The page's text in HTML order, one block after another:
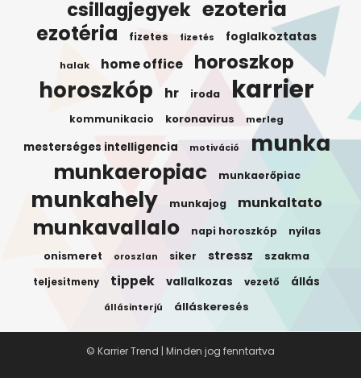
csillagjegyek ezoteria
ezotéria fizetes fizetés foglalkoztatas
halak home office horoszkop
horoszkóp hr iroda karrier
kommunikacio koronavirus merleg
mesterséges intelligencia motiváció munka
munkaeropiac munkaerőpiac
munkahely munkajog munkaltato
munkavallalo napi horoszkóp nyilas
onismeret oroszlan siker stressz szakma
teljesitmeny tippek vallalkozas vezető állás
állásinterjú álláskeresés
© Karrier Trend | Minden jog fenntartva